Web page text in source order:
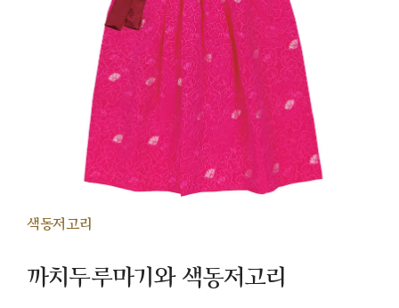
색동저고리
까치두루마기와 색동저고리